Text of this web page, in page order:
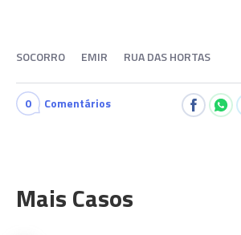
SOCORRO EMIR RUA DAS HORTAS
0 Comentários
Mais Casos